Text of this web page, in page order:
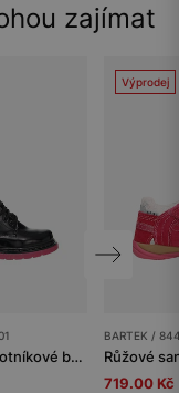
zajímat
Černé dívčí kotníkové boty BARTEK s růžovou podrážkou 1729301
Výprodej
BARTEK /
719.00 Kč